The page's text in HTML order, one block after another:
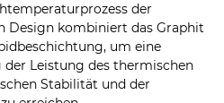
der
Design kombiniert das Graphit
um eine
Leistung des thermischen
Stabilität und der